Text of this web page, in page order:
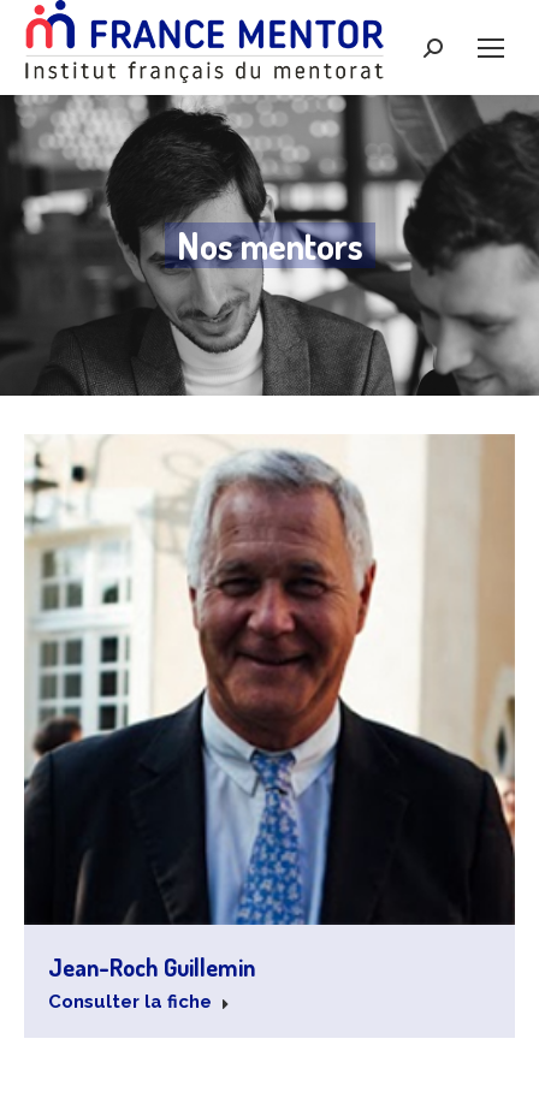
Recherche
:
Nos mentors
Jean-Roch Guillemin
Consulter la fiche